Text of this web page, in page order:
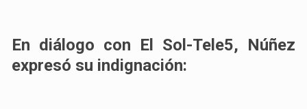
En diálogo con El Sol-Tele5, Núñez
expresó su indignación: